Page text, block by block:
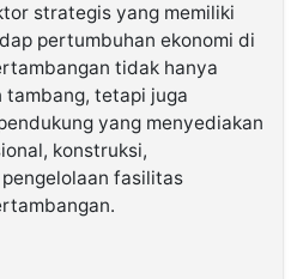
strategis yang memiliki
pertumbuhan ekonomi di
tidak hanya
tambang, tetapi juga
yang menyediakan
konstruksi,
fasilitas